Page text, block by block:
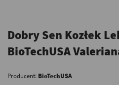
Dobry Sen Kozłek
BioTechUSA
Producent: BioTechUSA